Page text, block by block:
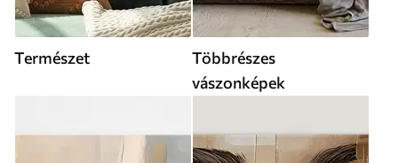
Természet
Többrészes
vászonképek